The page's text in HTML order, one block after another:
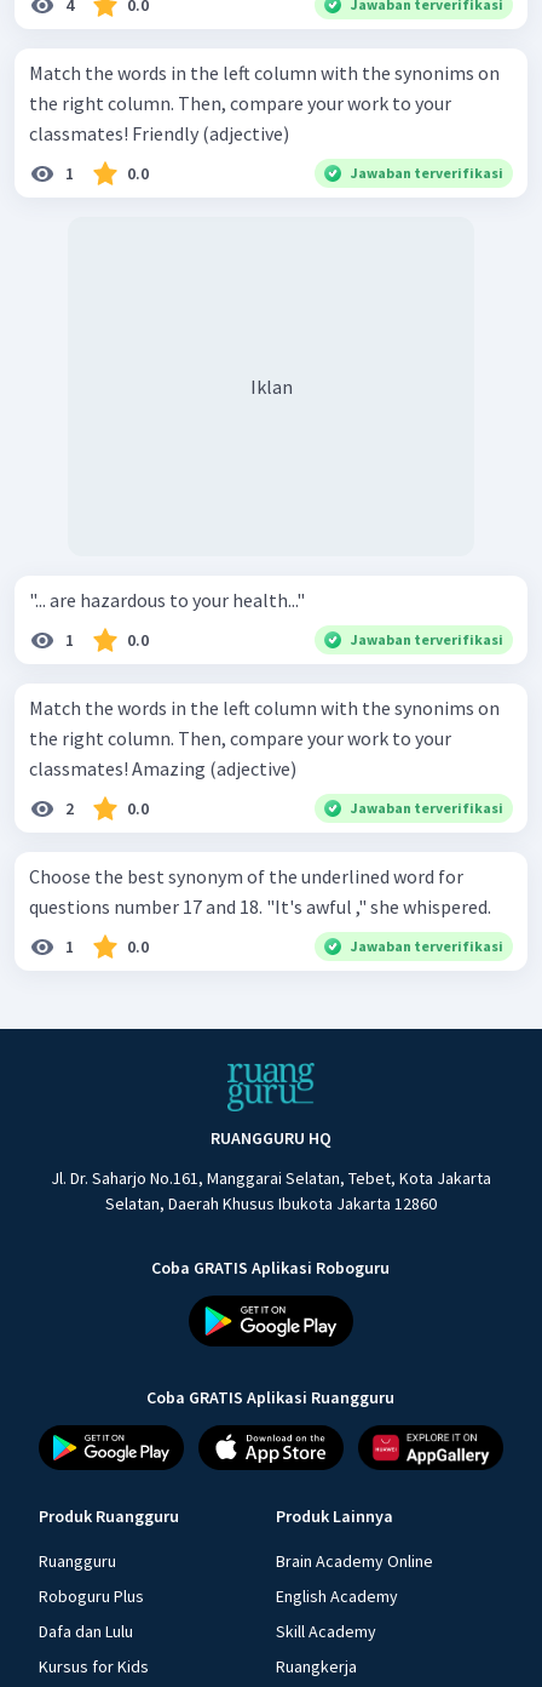
4 0.0 Jawaban terverifikasi
Match the words in the left column with the synonims on
the right column. Then, compare your work to your
classmates! Friendly (adjective)
1 0.0 Jawaban terverifikasi
Iklan
"... are hazardous to your health..."
1 0.0 Jawaban terverifikasi
Match the words in the left column with the synonims on
the right column. Then, compare your work to your
classmates! Amazing (adjective)
2 0.0 Jawaban terverifikasi
Choose the best synonym of the underlined word for
questions number 17 and 18. "It's awful ," she whispered.
1 0.0 Jawaban terverifikasi
RUANGGURU HQ
Jl. Dr. Saharjo No.161, Manggarai Selatan, Tebet, Kota Jakarta
Selatan, Daerah Khusus Ibukota Jakarta 12860
Coba GRATIS Aplikasi Roboguru
Coba GRATIS Aplikasi Ruangguru
Produk Ruangguru
Ruangguru
Roboguru Plus
Dafa dan Lulu
Kursus for Kids
Produk Lainnya
Brain Academy Online
English Academy
Skill Academy
Ruangkerja